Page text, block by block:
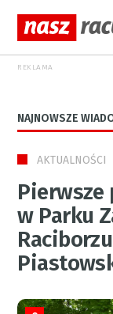
REKLAMA
NAJNOWSZE
AKTUALNOŚCI
Pierwsze
w Parku